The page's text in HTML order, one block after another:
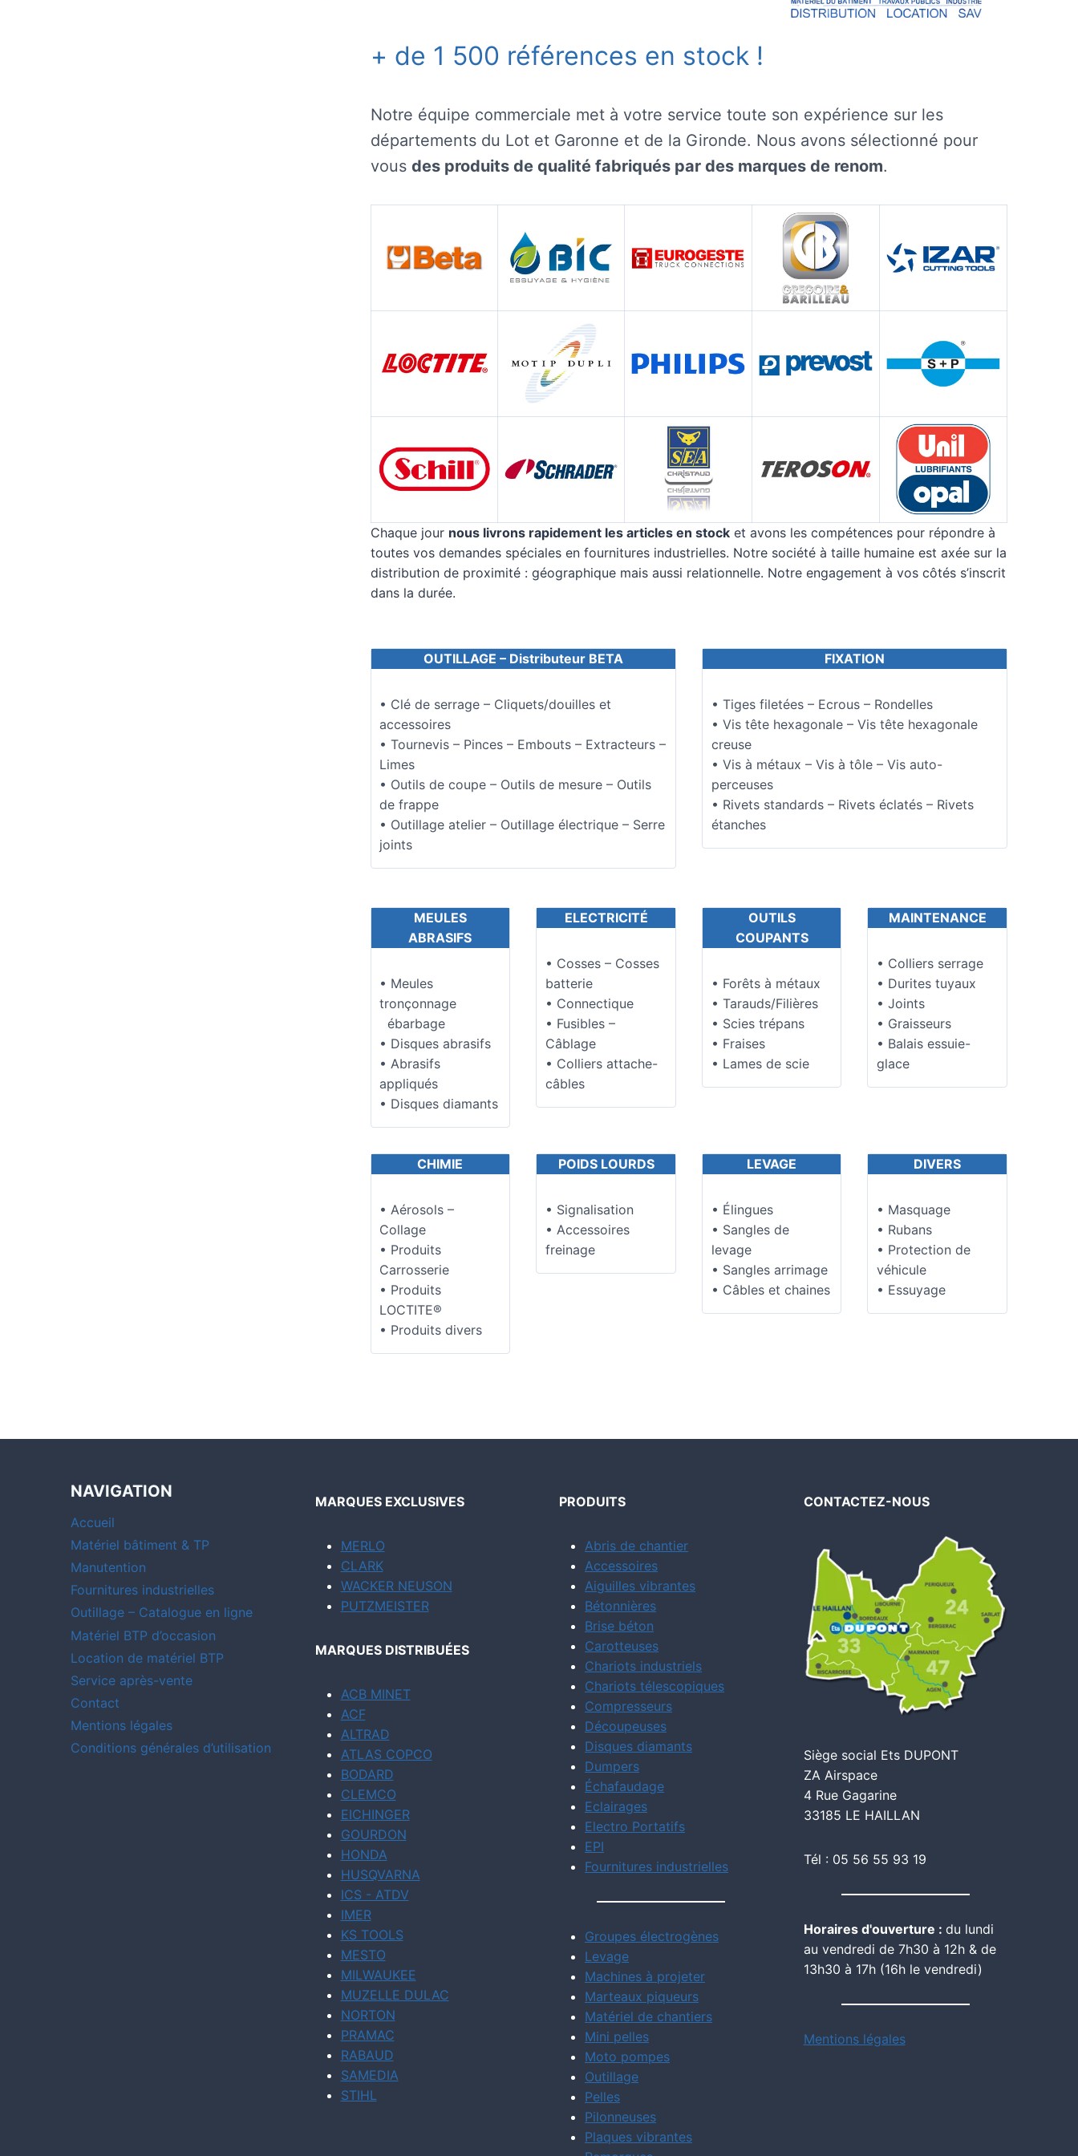
+ de 1 500 références en stock !
Notre équipe commerciale met à votre service toute son expérience sur les
départements du Lot et Garonne et de la Gironde. Nous avons sélectionné pour
vous des produits de qualité fabriqués par des marques de renom.
Chaque jour nous livrons rapidement les articles en stocket avons les compétences pour répondre à
toutes vos demandes spéciales en fournitures industrielles. Notre société à taille humaine est axée sur la
distribution de proximité : géographique mais aussi relationnelle. Notre engagement à vos côtés s’inscrit
dans la durée.
OUTILLAGE – Distributeur BETA
• Clé de serrage – Cliquets/douilles et
accessoires
• Tournevis – Pinces – Embouts – Extracteurs –
Limes
• Outils de coupe – Outils de mesure – Outils
de frappe
• Outillage atelier – Outillage électrique – Serre
joints
FIXATION
• Tiges filetées – Ecrous – Rondelles
• Vis tête hexagonale – Vis tête hexagonale
creuse
• Vis à métaux – Vis à tôle – Vis auto-
perceuses
• Rivets standards – Rivets éclatés – Rivets
étanches
MEULES
ABRASIFS
• Meules
tronçonnage
ébarbage
• Disques abrasifs
• Abrasifs
appliqués
• Disques diamants
ELECTRICITÉ
• Cosses – Cosses
batterie
• Connectique
• Fusibles –
Câblage
• Colliers attache-
câbles
OUTILS
COUPANTS
• Forêts à métaux
• Tarauds/Filières
• Scies trépans
• Fraises
• Lames de scie
MAINTENANCE
• Colliers serrage
• Durites tuyaux
• Joints
• Graisseurs
• Balais essuie-
glace
CHIMIE
• Aérosols –
Collage
• Produits
Carrosserie
• Produits
LOCTITE®
• Produits divers
POIDS LOURDS
• Signalisation
• Accessoires
freinage
LEVAGE
• Élingues
• Sangles de
levage
• Sangles arrimage
• Câbles et chaines
DIVERS
• Masquage
• Rubans
• Protection de
véhicule
• Essuyage
NAVIGATION
Accueil
Matériel bâtiment & TP
Manutention
Fournitures industrielles
Outillage – Catalogue en ligne
Matériel BTP d’occasion
Location de matériel BTP
Service après-vente
Contact
Mentions légales
Conditions générales d’utilisation
MARQUES EXCLUSIVES
MERLO
CLARK
WACKER NEUSON
PUTZMEISTER
MARQUES DISTRIBUÉES
ACB MINET
ACF
ALTRAD
ATLAS COPCO
BODARD
CLEMCO
EICHINGER
GOURDON
HONDA
HUSQVARNA
ICS - ATDV
IMER
KS TOOLS
MESTO
MILWAUKEE
MUZELLE DULAC
NORTON
PRAMAC
RABAUD
SAMEDIA
STIHL
PRODUITS
Abris de chantier
Accessoires
Aiguilles vibrantes
Bétonnières
Brise béton
Carotteuses
Chariots industriels
Chariots télescopiques
Compresseurs
Découpeuses
Disques diamants
Dumpers
Échafaudage
Eclairages
Electro Portatifs
EPI
Fournitures industrielles
Groupes électrogènes
Levage
Machines à projeter
Marteaux piqueurs
Matériel de chantiers
Mini pelles
Moto pompes
Outillage
Pelles
Pilonneuses
Plaques vibrantes
CONTACTEZ-NOUS
Siège social Ets DUPONT
ZA Airspace
4 Rue Gagarine
33185 LE HAILLAN
Tél : 05 56 55 93 19
Horaires d'ouverture : du lundi
au vendredi de 7h30 à 12h & de
13h30 à 17h (16h le vendredi)
Mentions légales